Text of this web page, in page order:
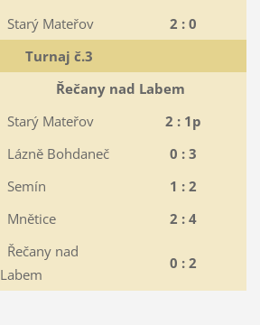
Starý Mateřov
2 : 0
Turnaj č.3
Řečany nad Labem
Starý Mateřov
2 : 1p
Lázně Bohdaneč
0 : 3
Semín
1 : 2
Mnětice 2 : 4
Řečany nad
Labem
0 : 2